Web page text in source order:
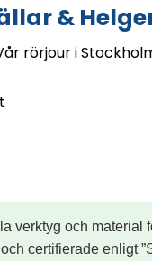
&
rörjour i
verktyg och material
certifierade enligt